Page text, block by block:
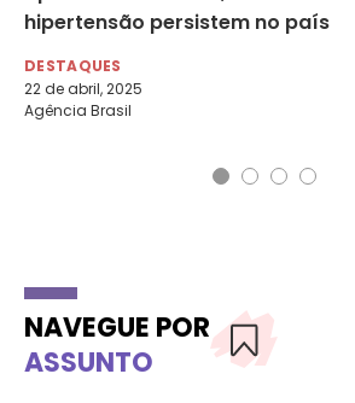
hipertensão persistem no país
DESTAQUES
22 de abril, 2025
Agência Brasil
NAVEGUE POR
ASSUNTO